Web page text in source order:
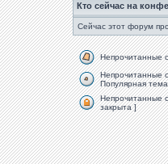
Кто сейчас на
Сейчас этот форум
Непрочитанные
Непрочитанные
Популярная
Непрочитанные
закрыта ]